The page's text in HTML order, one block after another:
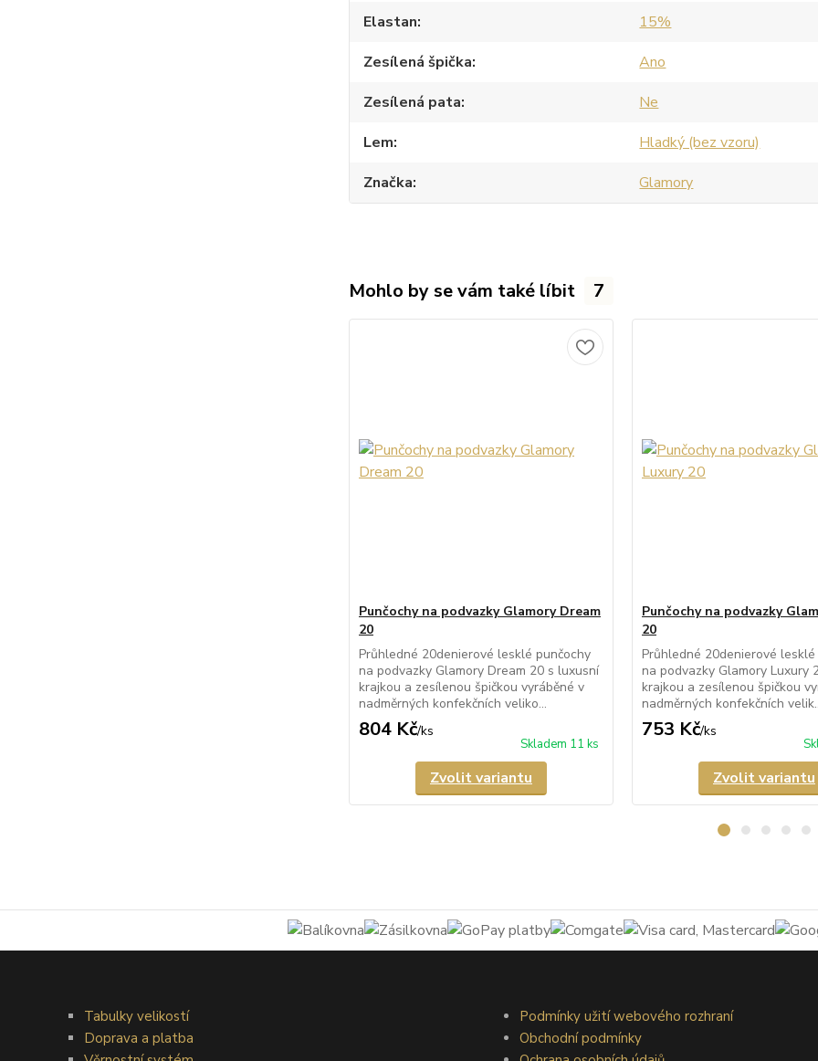
Elastan
15%
Zesílená špička
Ano
Zesílená pata
Ne
Lem
Hladký (bez vzoru)
Značka
Glamory
Mohlo by se vám také líbit 7
Punčochy na podvazky Glamory Dream
20
Průhledné 20denierové lesklé punčochy
na podvazky Glamory Dream 20 s luxusní
krajkou a zesílenou špičkou vyráběné v
nadměrných konfekčních veliko...
804 Kč/ks
Skladem 11 ks
Zvolit variantu
Punčochy na podvazky
20
Průhledné 20denierové
na podvazky Glamory Luxury
krajkou a zesílenou špičkou
nadměrných konfekčních
753 Kč/ks
Zvolit variantu
Tabulky velikostí
Doprava a platba
Podmínky užití webového rozhraní
Obchodní podmínky